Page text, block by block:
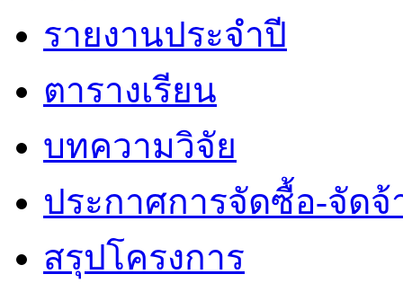
รายงานประจำปี
ตารางเรียน
บทความวิจัย
ประกาศการจัดซื้อ-จัดจ้
สรุปโครงการ